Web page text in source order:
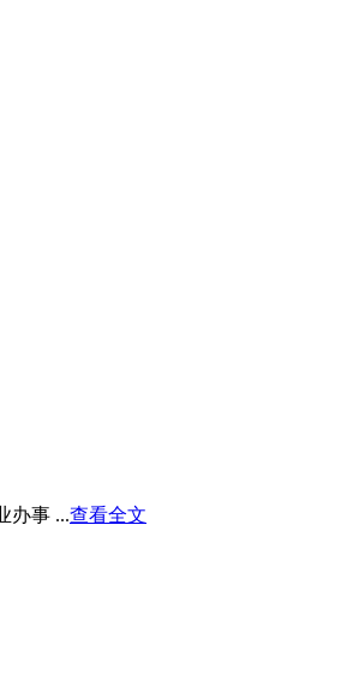
办事 ...查看全文